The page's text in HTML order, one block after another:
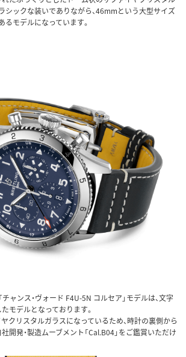
シックな装いでありながら、46mmという大型サイズ
るモデルになっています。
チャンス・ヴォード F4U-5N コルセア」モデルは、文字
モデルとなっております。
クリスタルガラスになっているため、時計の裏側から
開発・製造ムーブメント「Cal.B04」をご鑑賞いただけ